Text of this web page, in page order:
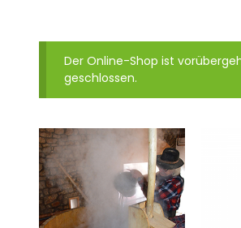
Der Online-Shop ist
geschlossen.